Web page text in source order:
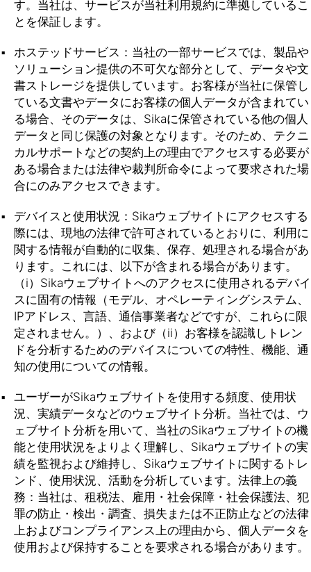
す。当社は、サービスが当社利用規約に準拠しているこ
とを保証します。
ホステッドサービス：当社の一部サービスでは、製品や
ソリューション提供の不可欠な部分として、データや文
書ストレージを提供しています。お客様が当社に保管し
ている文書やデータにお客様の個人データが含まれてい
る場合、そのデータは、Sikaに保管されている他の個人
データと同じ保護の対象となります。そのため、テクニ
カルサポートなどの契約上の理由でアクセスする必要が
ある場合または法律や裁判所命令によって要求された場
合にのみアクセスできます。
デバイスと使用状況：Sikaウェブサイトにアクセスする
際には、現地の法律で許可されているとおりに、利用に
関する情報が自動的に収集、保存、処理される場合があ
ります。これには、以下が含まれる場合があります。
（i）Sikaウェブサイトへのアクセスに使用されるデバイ
スに固有の情報（モデル、オペレーティングシステム、
IPアドレス、言語、通信事業者などですが、これらに限
定されません。）、および（ii）お客様を認識しトレン
ドを分析するためのデバイスについての特性、機能、通
知の使用についての情報。
ユーザーがSikaウェブサイトを使用する頻度、使用状
況、実績データなどのウェブサイト分析。当社では、ウ
ェブサイト分析を用いて、当社のSikaウェブサイトの機
能と使用状況をよりよく理解し、Sikaウェブサイトの実
績を監視および維持し、Sikaウェブサイトに関するトレ
ンド、使用状況、活動を分析しています。法律上の義
務：当社は、租税法、雇用・社会保障・社会保護法、犯
罪の防止・検出・調査、損失または不正防止などの法律
上およびコンプライアンス上の理由から、個人データを
使用および保持することを要求される場合があります。